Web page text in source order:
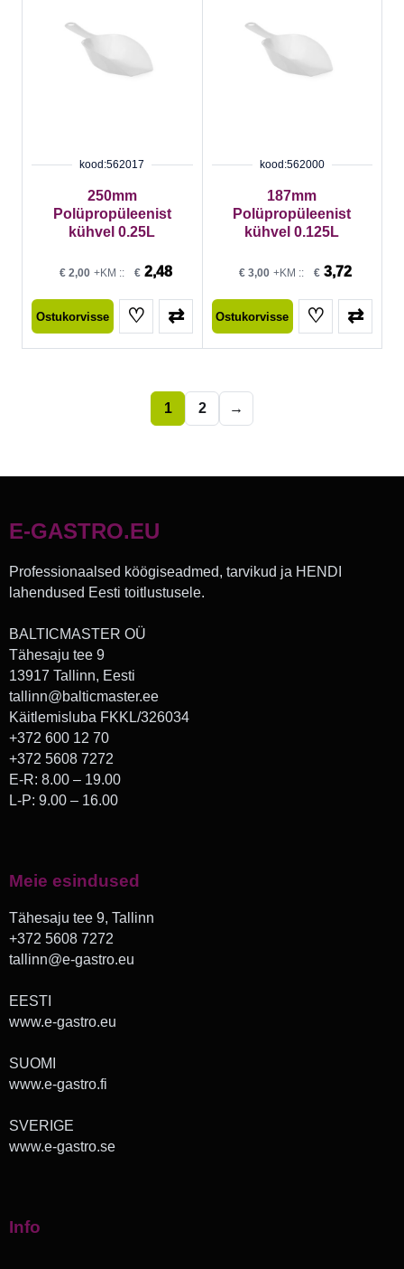
kood:562017
250mm
Polüpropüleenist
kühvel 0.25L
€2,00 +KM :: €2,48
Ostukorvisse ♡ ⇄
kood:562000
187mm
Polüpropüleenist
kühvel 0.125L
€ 3,00 +KM :: € 3,72
Ostukorvisse ♡ ⇄
1 2 →
E-GASTRO.EU
Professionaalsed köögiseadmed, tarvikud ja HENDI
lahendused Eesti toitlustusele.
BALTICMASTER OÜ
Tähesaju tee 9
13917 Tallinn, Eesti
tallinn@balticmaster.ee
Käitlemisluba FKKL/326034
+372 600 12 70
+372 5608 7272
E-R: 8.00 – 19.00
L-P: 9.00 – 16.00
Meie esindused
Tähesaju tee 9, Tallinn
+372 5608 7272
tallinn@e-gastro.eu
EESTI
www.e-gastro.eu
SUOMI
www.e-gastro.fi
SVERIGE
www.e-gastro.se
Info